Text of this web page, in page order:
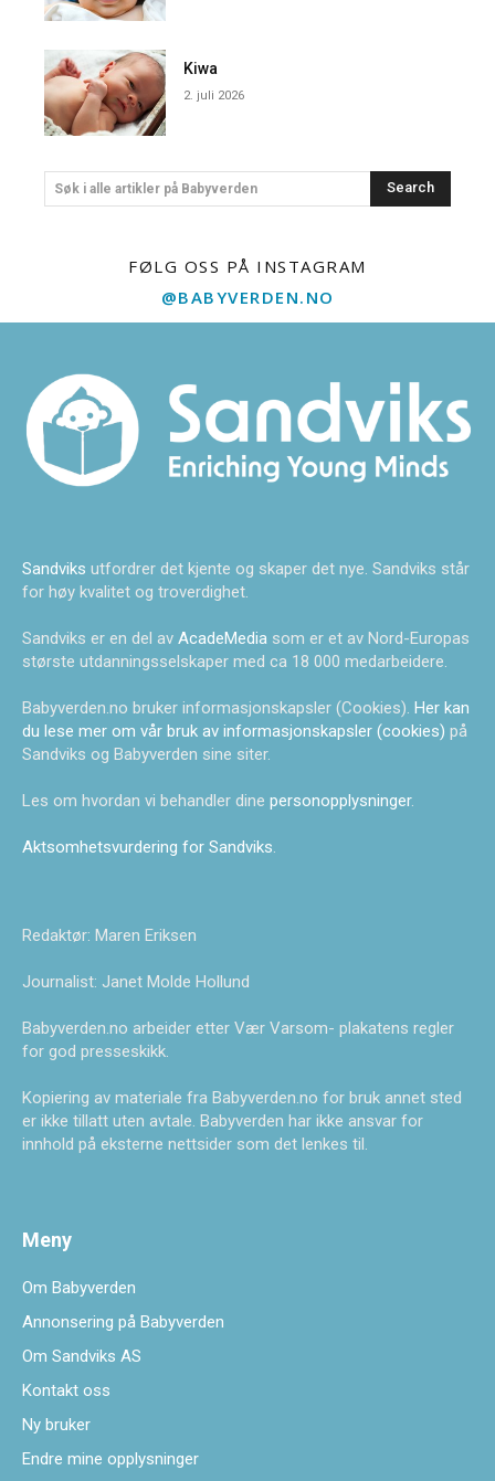
Kiwa
2. juli 2026
Søk i alle artikler på Babyverden Search
FØLG OSS PÅ INSTAGRAM
@BABYVERDEN.NO
Sandviks utfordrer det kjente og skaper det nye. Sandviks står
for høy kvalitet og troverdighet.
Sandviks er en del av AcadeMedia som er et av Nord-Europas
største utdanningsselskaper med ca 18 000 medarbeidere.
Babyverden.no bruker informasjonskapsler (Cookies). Her kan
du lese mer om vår bruk av informasjonskapsler (cookies) på
Sandviks og Babyverden sine siter.
Les om hvordan vi behandler dine personopplysninger.
Aktsomhetsvurdering for Sandviks.
Redaktør: Maren Eriksen
Journalist: Janet Molde Hollund
Babyverden.no arbeider etter Vær Varsom- plakatens regler
for god presseskikk.
Kopiering av materiale fra Babyverden.no for bruk annet sted
er ikke tillatt uten avtale. Babyverden har ikke ansvar for
innhold på eksterne nettsider som det lenkes til.
Meny
Om Babyverden
Annonsering på Babyverden
Om Sandviks AS
Kontakt oss
Ny bruker
Endre mine opplysninger